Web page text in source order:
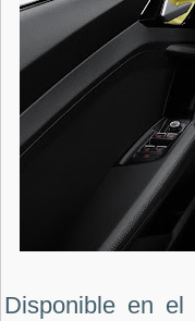
Disponible en